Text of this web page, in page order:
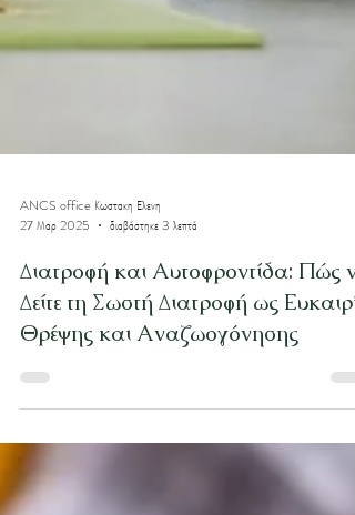
ANCS office Κωστακη Ελενη
27 Μαρ 2025
διαβάστηκε 3 λεπτά
Διατροφή και Αυτοφροντίδα: Πώς
Δείτε τη Σωστή Διατροφή ως
Θρέψης και Αναζωογόνησης